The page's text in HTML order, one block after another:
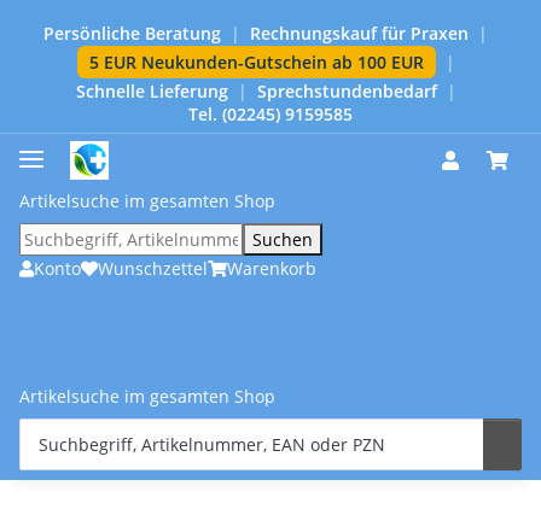
Persönliche Beratung | Rechnungskauf für Praxen
|
5 EUR Neukunden-Gutschein ab 100 EUR
|
Schnelle Lieferung
| Sprechstundenbedarf
|
Tel. (02245) 9159585
Artikelsuche im gesamten Shop
Suchen
Konto
Wunschzettel Warenkorb
Artikelsuche im gesamten Shop